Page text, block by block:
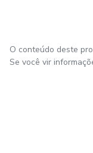
O conteúdo deste
Se você vir